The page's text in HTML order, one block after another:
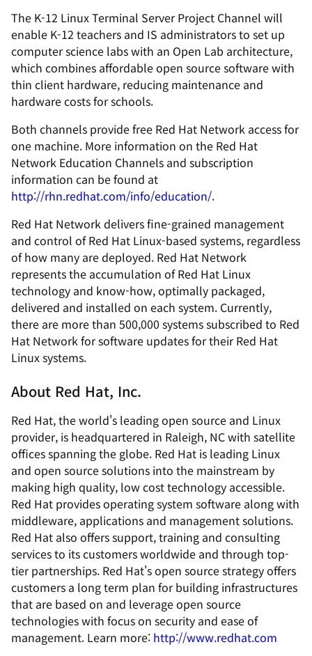
The K-12 Linux Terminal Server Project Channel will
enable K-12 teachers and IS administrators to set up
computer science labs with an Open Lab architecture,
which combines affordable open source software with
thin client hardware, reducing maintenance and
hardware costs for schools.
Both channels provide free Red Hat Network access for
one machine. More information on the Red Hat
Network Education Channels and subscription
information can be found at
http://rhn.redhat.com/info/education/.
Red Hat Network delivers fine-grained management
and control of Red Hat Linux-based systems, regardless
of how many are deployed. Red Hat Network
represents the accumulation of Red Hat Linux
technology and know-how, optimally packaged,
delivered and installed on each system. Currently,
there are more than 500,000 systems subscribed to Red
Hat Network for software updates for their Red Hat
Linux systems.
About Red Hat, Inc.
Red Hat, the world's leading open source and Linux
provider, is headquartered in Raleigh, NC with satellite
offices spanning the globe. Red Hat is leading Linux
and open source solutions into the mainstream by
making high quality, low cost technology accessible.
Red Hat provides operating system software along with
middleware, applications and management solutions.
Red Hat also offers support, training and consulting
services to its customers worldwide and through top-
tier partnerships. Red Hat's open source strategy offers
customers a long term plan for building infrastructures
that are based on and leverage open source
technologies with focus on security and ease of
management. Learn more: http://www.redhat.com